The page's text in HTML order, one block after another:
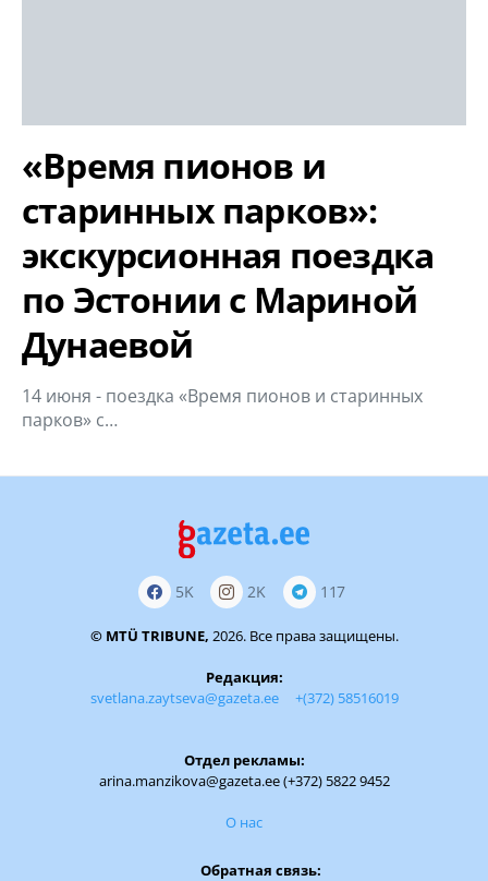
«Время пионов и
старинных парков»:
экскурсионная поездка
по Эстонии с Мариной
Дунаевой
14 июня - поездка «Время пионов и старинных
парков» с…
5K 2K 117
© MTÜ TRIBUNE, 2026. Все права защищены.
Редакция:
svetlana.zaytseva@gazeta.ee
+(372) 58516019
Отдел рекламы:
arina.manzikova@gazeta.ee (+372) 5822 9452
О нас
Обратная связь: